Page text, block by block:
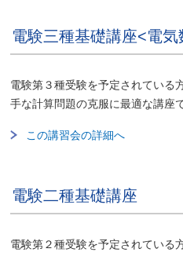
電験三種基礎講座<電気
電験第３種受験を予定されている
手な計算問題の克服に最適な講座
この講習会の詳細へ
電験二種基礎講座
電験第２種受験を予定されている